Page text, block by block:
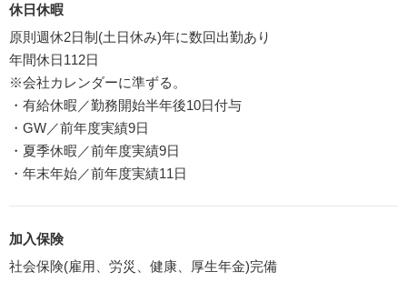
休日休暇
原則週休2日制(土日休み)年に数回出勤あり
年間休日112日
※会社カレンダーに準ずる。
・有給休暇／勤務開始半年後10日付与
・GW／前年度実績9日
・夏季休暇／前年度実績9日
・年末年始／前年度実績11日
加入保険
社会保険(雇用、労災、健康、厚生年金)完備